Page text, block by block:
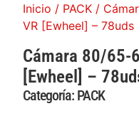
Inicio / PACK /
VR [Ewheel] – 78uds
Cámara 80/65-
[Ewheel] –
Categoría: PACK